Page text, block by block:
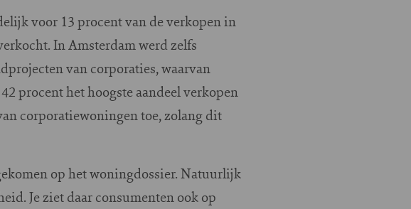
voor 13 procent van de verkopen in
In Amsterdam werd zelfs
van corporaties, waarvan
procent het hoogste aandeel verkopen
corporatiewoningen toe, zolang dit
op het woningdossier. Natuurlijk
Je ziet daar consumenten ook op